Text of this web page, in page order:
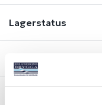
Lagerstatus